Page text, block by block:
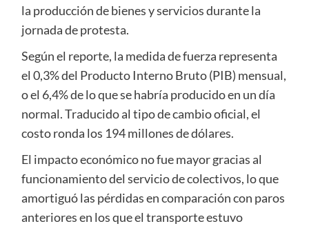
la producción de bienes y servicios durante la
jornada de protesta.
Según el reporte, la medida de fuerza representa
el 0,3% del Producto Interno Bruto (PIB) mensual,
o el 6,4% de lo que se habría producido en un día
normal. Traducido al tipo de cambio oficial, el
costo ronda los 194 millones de dólares.
El impacto económico no fue mayor gracias al
funcionamiento del servicio de colectivos, lo que
amortiguó las pérdidas en comparación con paros
anteriores en los que el transporte estuvo